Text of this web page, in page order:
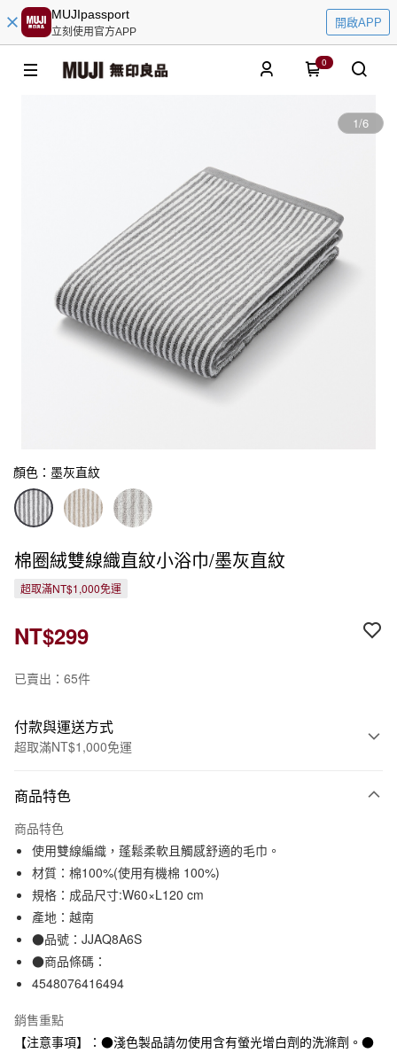
MUJIpassport
立刻使用官方APP
開啟APP
0
1/6
顏色：墨灰直紋
棉圈絨雙線織直紋小浴巾/墨灰直紋
超取滿NT$1,000免運
NT$299
已賣出：65件
付款與運送方式
超取滿NT$1,000免運
信用卡一次付款
信用卡分期付款
3 期 0 利率 每期NT$99
合作金庫商業銀行
華南商業銀行
上海商業儲蓄銀行
臺灣中小企業銀行
匯豐（台灣）商業銀行
元大商業銀行
玉山商業銀行
星展（台灣）商業銀行
超商取貨付款
LINE Pay
Apple Pay
悠遊付
商品特色
商品特色
使用雙線編織，蓬鬆柔軟且觸感舒適的毛巾。
材質：棉100%(使用有機棉 100%)
規格：成品尺寸:W60×L120 cm
產地：越南
●品號：JJAQ8A6S
●商品條碼：
4548076416494
銷售重點
【注意事項】：●淺色製品請勿使用含有螢光增白劑的洗滌劑。●